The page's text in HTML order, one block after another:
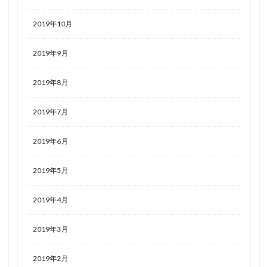
2019年10月
2019年9月
2019年8月
2019年7月
2019年6月
2019年5月
2019年4月
2019年3月
2019年2月